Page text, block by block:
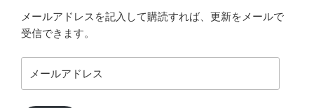
メールアドレスを記入して購読すれば、更新をメールで
受信できます。
ー